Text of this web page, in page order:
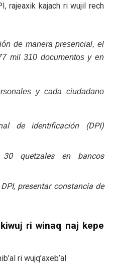
rajeaxik kajach ri wujil rech
de manera presencial, el
mil 310 documentos y en
y cada ciudadano
de identificación (DPI)
quetzales en bancos
presentar constancia de
ri winaq naj kepe
ri wujq’axeb’al